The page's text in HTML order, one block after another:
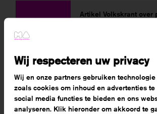
Artikel Volkskrant over
Campagne Fix het met
oud-student Donna
Wij respecteren uw privacy
Wij en onze partners gebruiken
zoals cookies om inhoud en advertenties
social media functies te bieden en ons
analyseren. Klik hieronder om akkoord te